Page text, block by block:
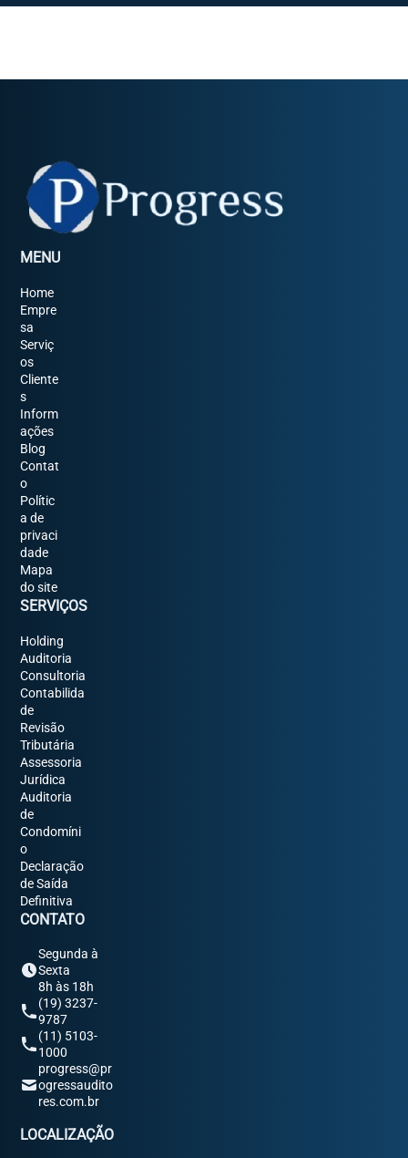
MENU
Home
Empre
sa
Serviç
os
Cliente
s
Inform
ações
Blog
Contat
o
Polític
a de
privaci
dade
Mapa
do site
SERVIÇOS
Holding
Auditoria
Consultoria
Contabilida
de
Revisão
Tributária
Assessoria
Jurídica
Auditoria
de
Condomíni
o
Declaração
de Saída
Definitiva
CONTATO
Segunda à
Sexta
8h às 18h
(19) 3237-
9787
(11) 5103-
1000
progress@pr
ogressaudito
res.com.br
LOCALIZAÇÃO